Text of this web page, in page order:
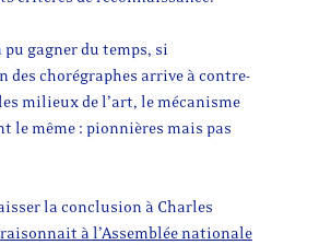
pu gagner du temps, si
des chorégraphes arrive à contre-
milieux de l’art, le mécanisme
le même : pionnières mais pas
la conclusion à Charles
raisonnait à l’Assemblée nationale